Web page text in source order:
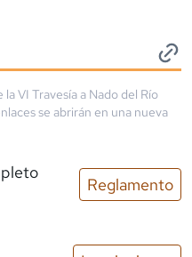
laVI Travesía a Nado del Río
se abrirán en una nueva
Reglamento